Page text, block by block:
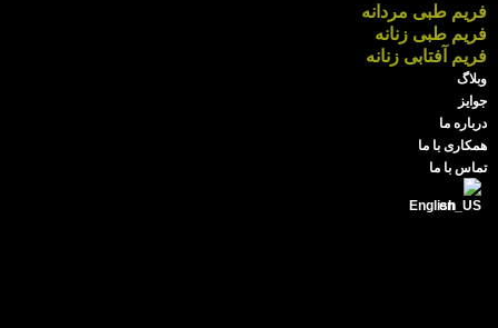
فریم طبی مردانه
فریم طبی زنانه
فریم آفتابی زنانه
وبلاگ
جوایز
درباره ما
همکاری با ما
تماس با ما
English